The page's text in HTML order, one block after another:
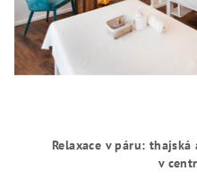
Relaxace v páru:
v